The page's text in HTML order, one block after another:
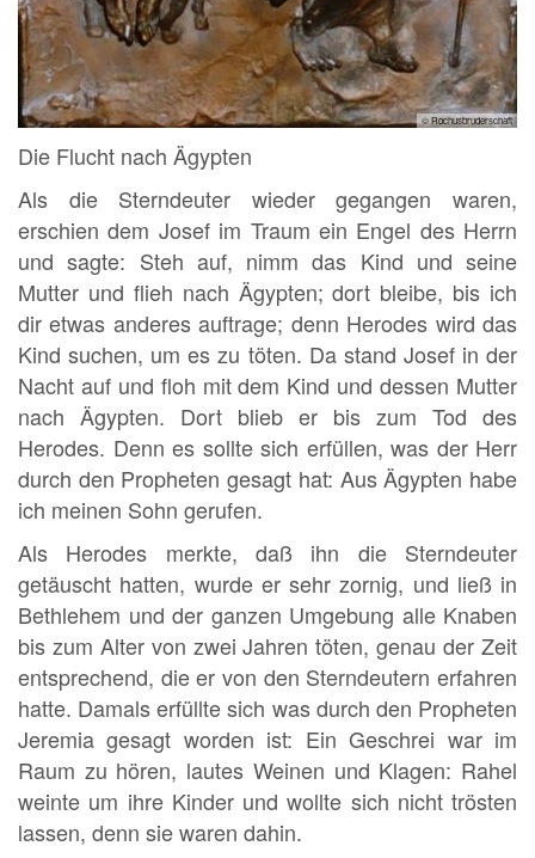
© Rochusbruderschaft
Die Flucht nach Ägypten
Als die Sterndeuter wieder gegangen waren,
erschien dem Josef im Traum ein Engel des Herrn
und sagte: Steh auf, nimm das Kind und seine
Mutter und flieh nach Ägypten; dort bleibe, bis ich
dir etwas anderes auftrage; denn Herodes wird das
Kind suchen, um es zu töten. Da stand Josef in der
Nacht auf und floh mit dem Kind und dessen Mutter
nach Ägypten. Dort blieb er bis zum Tod des
Herodes. Denn es sollte sich erfüllen, was der Herr
durch den Propheten gesagt hat: Aus Ägypten habe
ich meinen Sohn gerufen.
Als Herodes merkte, daß ihn die Sterndeuter
getäuscht hatten, wurde er sehr zornig, und ließ in
Bethlehem und der ganzen Umgebung alle Knaben
bis zum Alter von zwei Jahren töten, genau der Zeit
entsprechend, die er von den Sterndeutern erfahren
hatte. Damals erfüllte sich was durch den Propheten
Jeremia gesagt worden ist: Ein Geschrei war im
Raum zu hören, lautes Weinen und Klagen: Rahel
weinte um ihre Kinder und wollte sich nicht trösten
lassen, denn sie waren dahin.